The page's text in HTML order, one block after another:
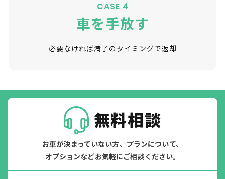
CASE 4
車を手放す
必要なければ満了のタイミングで返却
無料相談
お車が決まっていない方、プランについて、
オプションなどお気軽にご相談ください。